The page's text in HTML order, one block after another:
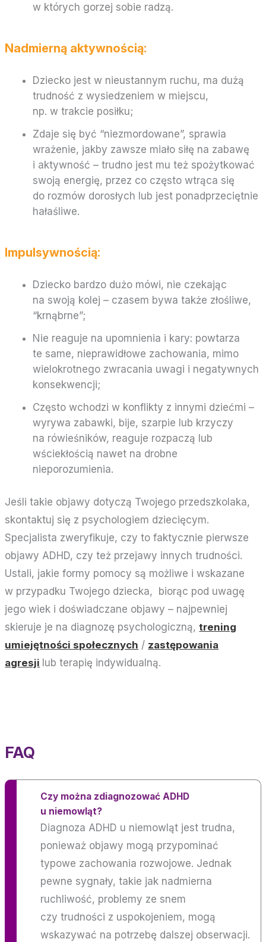
w których gorzej sobie radzą.
Nadmierną aktywnością:
Dziecko jest w nieustannym ruchu, ma dużą
trudność z wysiedzeniem w miejscu,
np. w trakcie posiłku;
Zdaje się być “niezmordowane”, sprawia
wrażenie, jakby zawsze miało siłę na zabawę
i aktywność – trudno jest mu też spożytkować
swoją energię, przez co często wtrąca się
do rozmów dorosłych lub jest ponadprzeciętnie
hałaśliwe.
Impulsywnością:
Dziecko bardzo dużo mówi, nie czekając
na swoją kolej – czasem bywa także złośliwe,
“krnąbrne”;
Nie reaguje na upomnienia i kary: powtarza
te same, nieprawidłowe zachowania, mimo
wielokrotnego zwracania uwagi i negatywnych
konsekwencji;
Często wchodzi w konflikty z innymi dziećmi –
wyrywa zabawki, bije, szarpie lub krzyczy
na rówieśników, reaguje rozpaczą lub
wściekłością nawet na drobne
nieporozumienia.
Jeśli takie objawy dotyczą Twojego przedszkolaka,
skontaktuj się z psychologiem dziecięcym.
Specjalista zweryfikuje, czy to faktycznie pierwsze
objawy ADHD, czy też przejawy innych trudności.
Ustali, jakie formy pomocy są możliwe i wskazane
w przypadku Twojego dziecka, biorąc pod uwagę
jego wiek i doświadczane objawy – najpewniej
skieruje je na diagnozę psychologiczną,trening
umiejętności społecznych / zastępowania
agresji lub terapię indywidualną.
FAQ
Czy można zdiagnozować ADHD
u niemowląt?
Diagnoza ADHD u niemowląt jest trudna,
ponieważ objawy mogą przypominać
typowe zachowania rozwojowe. Jednak
pewne sygnały, takie jak nadmierna
ruchliwość, problemy ze snem
czy trudności z uspokojeniem, mogą
wskazywać na potrzebę dalszej obserwacji.